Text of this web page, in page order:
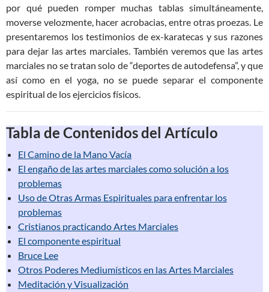
por qué pueden romper muchas tablas simultáneamente,
moverse velozmente, hacer acrobacias, entre otras proezas. Le
presentaremos los testimonios de ex-karatecas y sus razones
para dejar las artes marciales. También veremos que las artes
marciales no se tratan solo de “deportes de autodefensa”, y que
así como en el yoga, no se puede separar el componente
espiritual de los ejercicios físicos.
Tabla de Contenidos del Artículo
El Camino de la Mano Vacía
El engaño de las artes marciales como solución a los
problemas
Uso de Otras Armas Espirituales para enfrentar los
problemas
Cristianos practicando Artes Marciales
El componente espiritual
Bruce Lee
Otros Poderes Mediumísticos en las Artes Marciales
Meditación y Visualización